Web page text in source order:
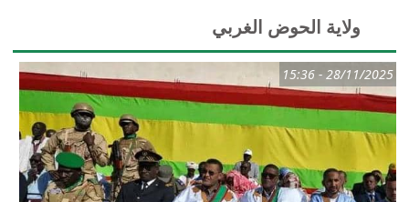
ولاية الحوض الغربي
28/11/2025 - 15:36